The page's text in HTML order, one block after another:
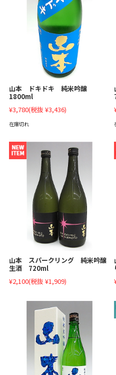
山本 ドキドキ 純米吟醸
1800ml
¥3,780(税抜 ¥3,436)
在庫切れ
山本 スパークリング 純米吟醸
生酒 720ml
¥2,100(税抜 ¥1,909)